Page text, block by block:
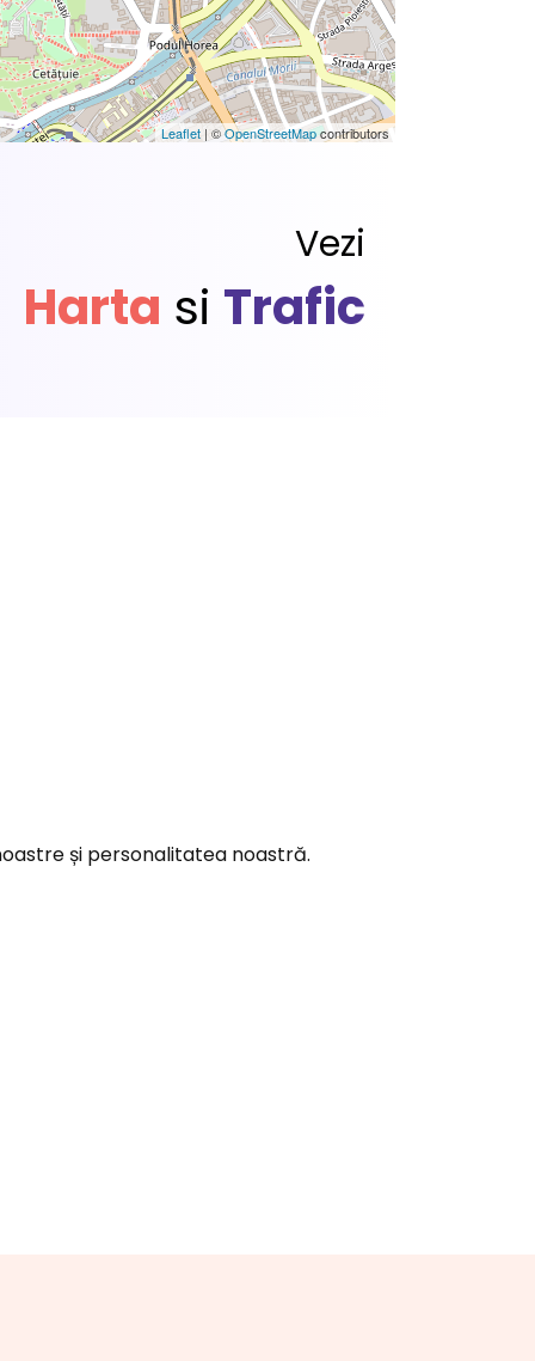
Leaflet | ©OpenStreetMapcontributors
Vezi
Harta si Trafic
și personalitatea noastră.